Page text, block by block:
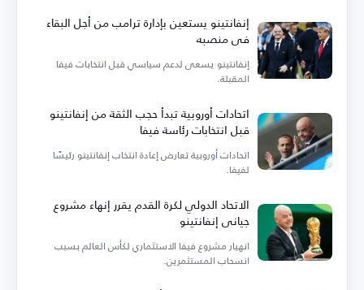
إنفانتينو يستعين بإدارة ترامب من أجل البقاء
في منصبه
إنفانتينو يسعى لدعم سياسي قبل انتخابات فيفا
المقبلة.
اتحادات أوروبية تبدأ حجب الثقة من إنفانتينو
قبل انتخابات رئاسة فيفا
اتحادات أوروبية تعارض إعادة انتخاب إنفانتينو رئيسًا
لفيفا.
الاتحاد الدولي لكرة القدم يقرر إنهاء مشروع
جياني إنفانتينو
انهيار مشروع فيفا الاستثماري لكأس العالم بسبب
انسحاب المستثمرين.